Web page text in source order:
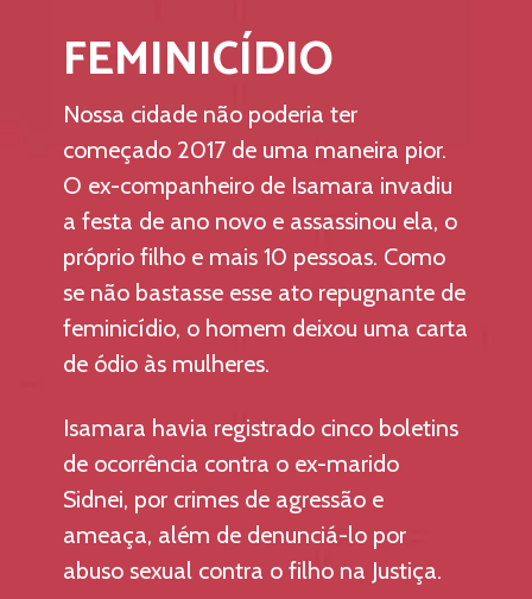
FEMINICÍDIO
Nossa cidade não poderia ter
começado 2017 de uma maneira pior.
O ex-companheiro de Isamara invadiu
a festa de ano novo e assassinou ela, o
próprio filho e mais 10 pessoas. Como
se não bastasse esse ato repugnante de
feminicídio, o homem deixou uma carta
de ódio às mulheres.
Isamara havia registrado cinco boletins
de ocorrência contra o ex-marido
Sidnei, por crimes de agressão e
ameaça, além de denunciá-lo por
abuso sexual contra o filho na Justiça.